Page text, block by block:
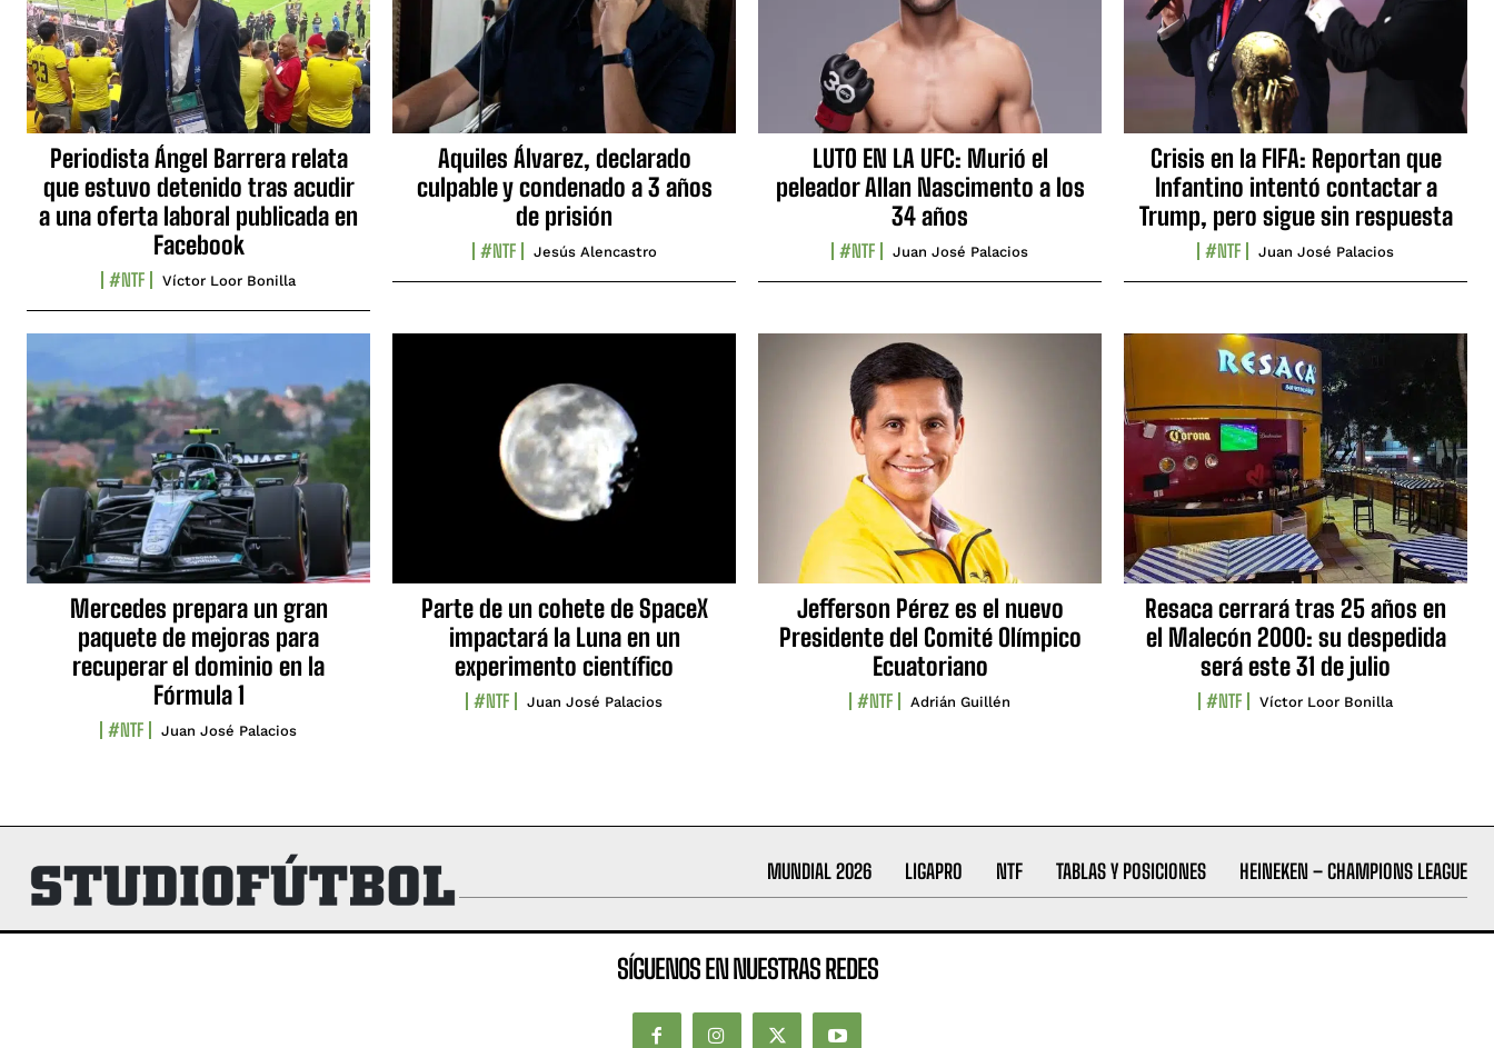
Periodista Ángel Barrera relata
que estuvo detenido tras acudir
a una oferta laboral publicada en
Facebook
#NTF Víctor Loor Bonilla
Aquiles Álvarez, declarado
culpable y condenado a 3 años
de prisión
#NTF Jesús Alencastro
LUTO EN LA UFC: Murió el
peleador Allan Nascimento a los
34 años
#NTF Juan José Palacios
Crisis en la FIFA: Reportan que
Infantino intentó contactar a
Trump, pero sigue sin respuesta
#NTF Juan José Palacios
Mercedes prepara un gran
paquete de mejoras para
recuperar el dominio en la
Fórmula 1
#NTF Juan José Palacios
Parte de un cohete de SpaceX
impactará la Luna en un
experimento científico
#NTF Juan José Palacios
Jefferson Pérez es el nuevo
Presidente del Comité Olímpico
Ecuatoriano
#NTF Adrián Guillén
Resaca cerrará tras 25 años en
el Malecón 2000: su despedida
será este 31 de julio
#NTF Víctor Loor Bonilla
MUNDIAL 2026 LIGAPRO NTF TABLAS Y POSICIONES HEINEKEN – CHAMPIONS LEAGUE
SÍGUENOS EN NUESTRAS REDES